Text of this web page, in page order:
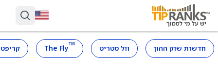
חדשות שוק ההון וול סטריט ™
The Fly